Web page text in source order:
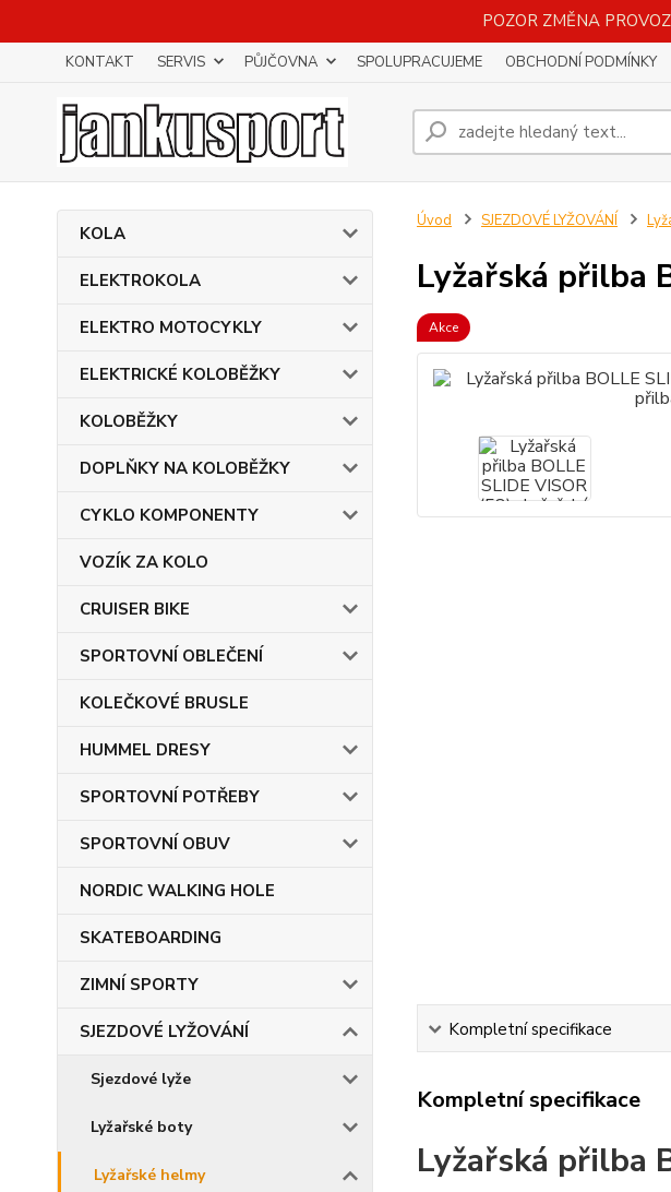
POZOR ZMĚNA
KONTAKT SERVIS PŮJČOVNA SPOLUPRACUJEME OBCHODNÍ PODMÍNKY
KOLA
ELEKTROKOLA
ELEKTRO MOTOCYKLY
ELEKTRICKÉ KOLOBĚŽKY
KOLOBĚŽKY
DOPLŇKY NA KOLOBĚŽKY
CYKLO KOMPONENTY
VOZÍK ZA KOLO
CRUISER BIKE
SPORTOVNÍ OBLEČENÍ
KOLEČKOVÉ BRUSLE
HUMMEL DRESY
SPORTOVNÍ POTŘEBY
SPORTOVNÍ OBUV
NORDIC WALKING HOLE
SKATEBOARDING
ZIMNÍ SPORTY
SJEZDOVÉ LYŽOVÁNÍ
Sjezdové lyže
Lyžařské boty
Lyžařské helmy
Úvod SJEZDOVÉ LYŽOVÁNÍ
Lyžařská přilba
Akce
Kompletní specifikace
Kompletní specifikace
Lyžařská přilba